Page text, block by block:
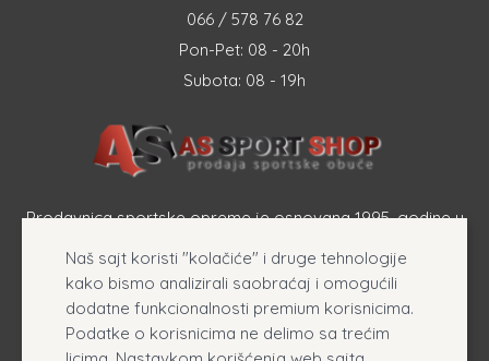
066 / 578 76 82
Pon-Pet: 08 - 20h
Subota: 08 - 19h
Prodavnica sportske opreme je osnovana 1995. godine u
opreme, originalnih patika i sportske odeće online.
Naš sajt koristi "kolačiće" i druge tehnologije
kako bismo analizirali saobraćaj i omogućili
dodatne funkcionalnosti premium korisnicima.
Podatke o korisnicima ne delimo sa trećim